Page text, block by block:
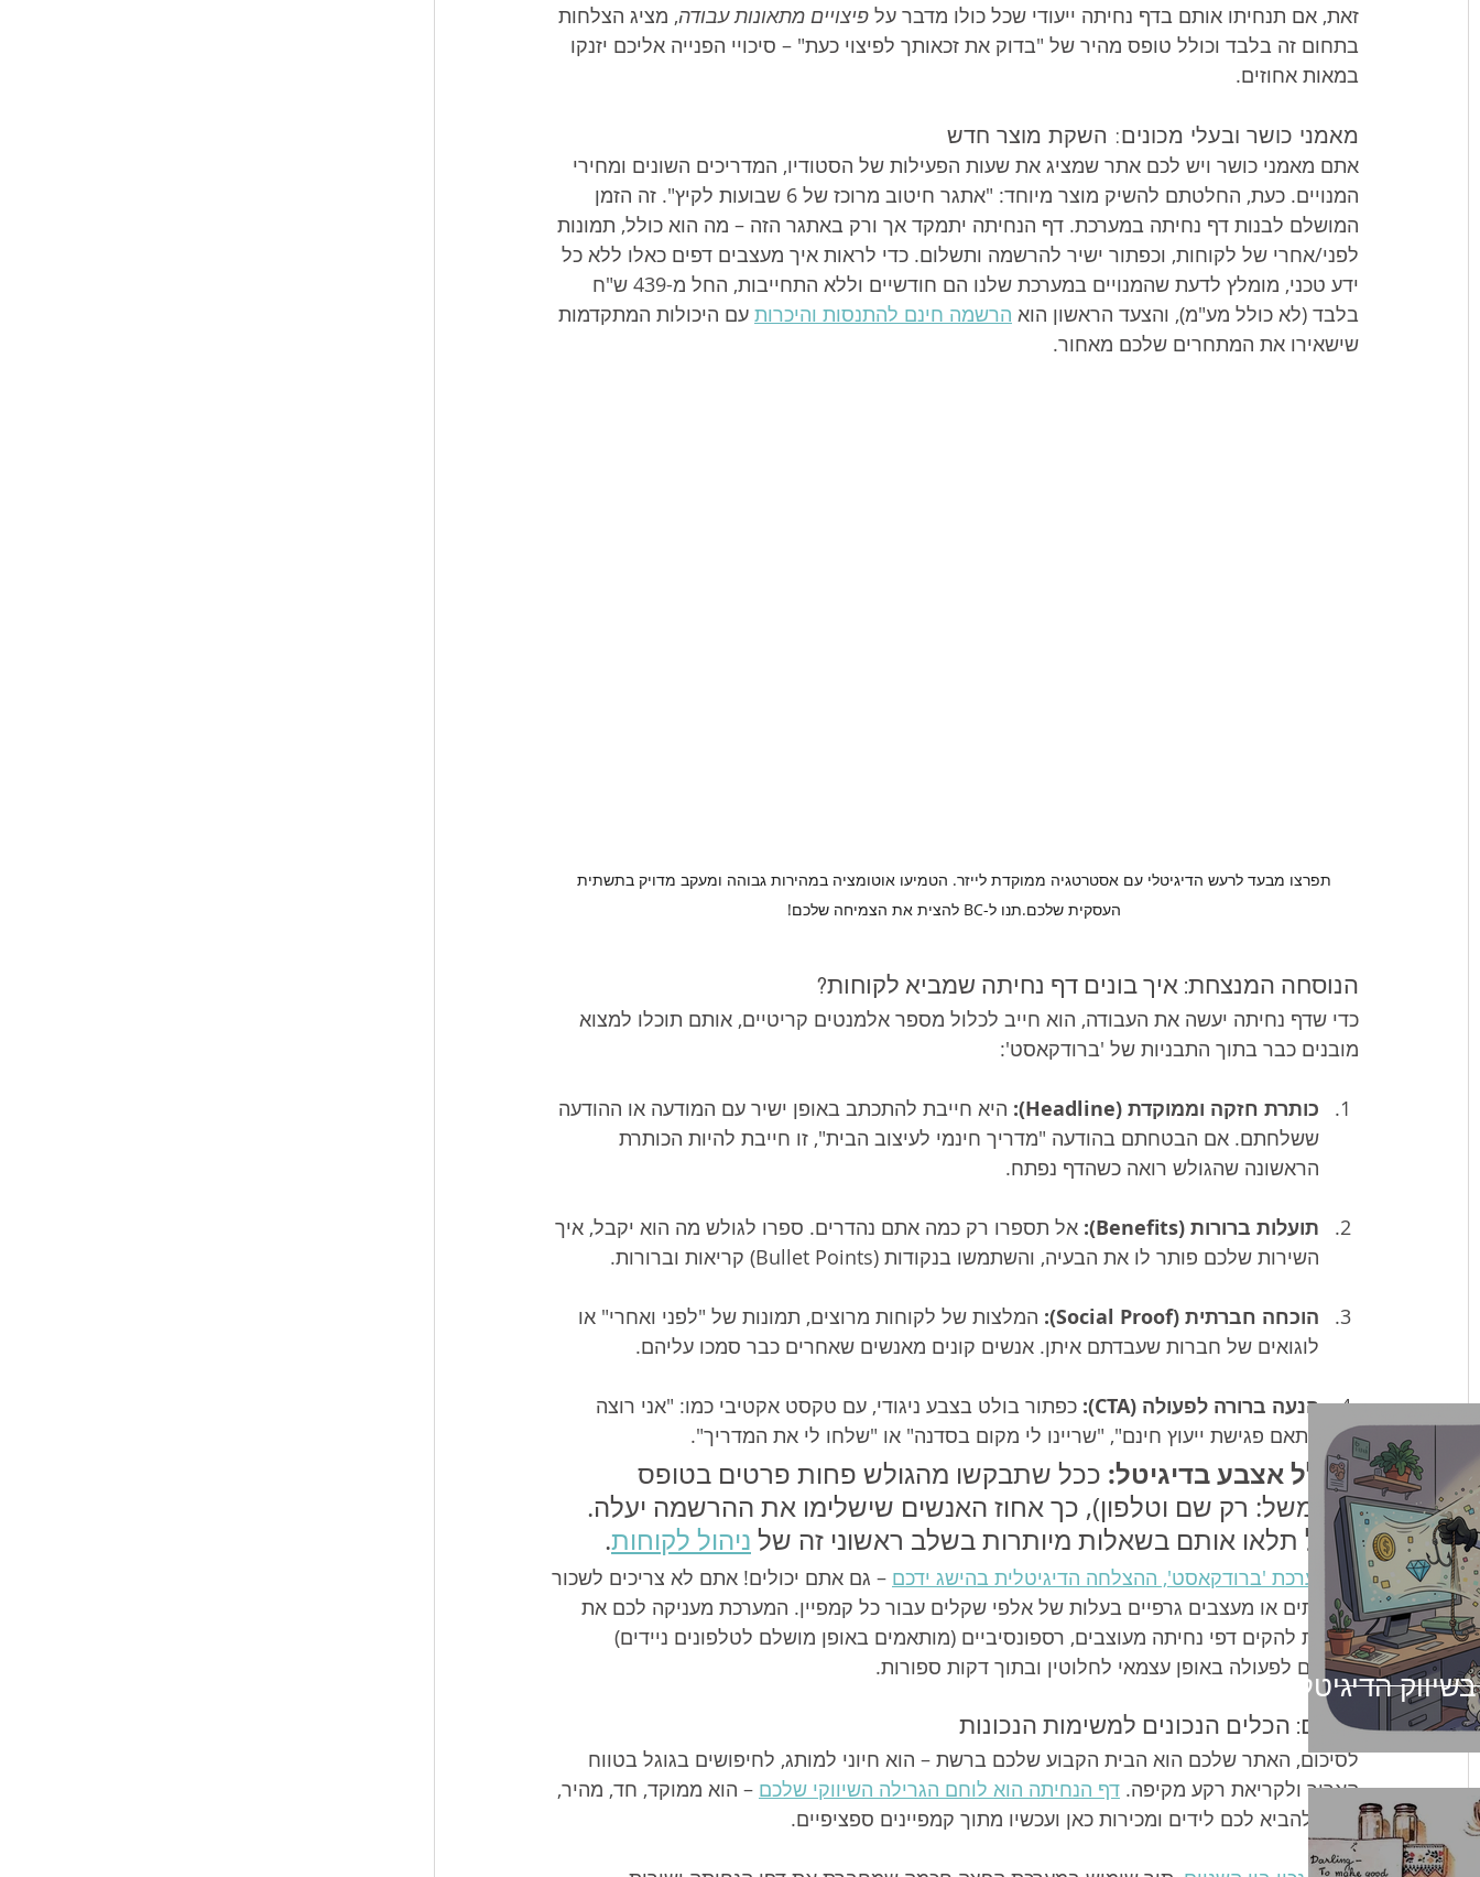
זאת, אם תנחיתו אותם בדף נחיתה ייעודי שכל כולו מדבר על פיצויים מתאונות עבודה, מציג הצלחות
בתחום זה בלבד וכולל טופס מהיר של "בדוק את זכאותך לפיצוי כעת" – סיכויי הפנייה אליכם יזנקו
במאות אחוזים.
מאמני כושר ובעלי מכונים: השקת מוצר חדש
אתם מאמני כושר ויש לכם אתר שמציג את שעות הפעילות של הסטודיו, המדריכים השונים ומחירי
המנויים. כעת, החלטתם להשיק מוצר מיוחד: "אתגר חיטוב מרוכז של 6 שבועות לקיץ". זה הזמן
המושלם לבנות דף נחיתה במערכת. דף הנחיתה יתמקד אך ורק באתגר הזה – מה הוא כולל, תמונות
לפני/אחרי של לקוחות, וכפתור ישיר להרשמה ותשלום. כדי לראות איך מעצבים דפים כאלו ללא כל
ידע טכני, מומלץ לדעת שהמנויים במערכת שלנו הם חודשיים וללא התחייבות, החל מ-439 ש"ח
בלבד (לא כולל מע"מ), והצעד הראשון הוא הרשמה חינם להתנסות והיכרות עם היכולות המתקדמות
שישאירו את המתחרים שלכם מאחור.
תפרצו מבעד לרעש הדיגיטלי עם אסטרטגיה ממוקדת לייזר. הטמיעו אוטומציה במהירות גבוהה ומעקב מדויק בתשתית
העסקית שלכם.תנו ל-BC להצית את הצמיחה שלכם!
הנוסחה המנצחת: איך בונים דף נחיתה שמביא לקוחות?
כדי שדף נחיתה יעשה את העבודה, הוא חייב לכלול מספר אלמנטים קריטיים, אותם תוכלו למצוא
מובנים כבר בתוך התבניות של 'ברודקאסט':
כותרת חזקה וממוקדת (Headline):
היא חייבת להתכתב באופן ישיר עם המודעה או ההודעה
ששלחתם. אם הבטחתם בהודעה "מדריך חינמי לעיצוב הבית", זו חייבת להיות הכותרת
הראשונה שהגולש רואה כשהדף נפתח.
תועלות ברורות (Benefits):
אל תספרו רק כמה אתם נהדרים. ספרו לגולש מה הוא יקבל, איך
השירות שלכם פותר לו את הבעיה, והשתמשו בנקודות (Bullet Points) קריאות וברורות.
הוכחה חברתית (Social Proof):
המלצות של לקוחות מרוצים, תמונות של "לפני ואחרי" או
לוגואים של חברות שעבדתם איתן. אנשים קונים מאנשים שאחרים כבר סמכו עליהם.
הנעה ברורה לפעולה (CTA):
כפתור בולט בצבע ניגודי, עם טקסט אקטיבי כמו: "אני רוצה
לתאם פגישת ייעוץ חינם", "שריינו לי מקום בסדנה" או "שלחו לי את המדריך".
כלל אצבע בדיגיטל: ככל שתבקשו מהגולש פחות פרטים בטופס
(למשל: רק שם וטלפון), כך אחוז האנשים שישלימו את ההרשמה יעלה.
אל תלאו אותם בשאלות מיותרות בשלב ראשוני זה של ניהול לקוחות.
עם מערכת 'ברודקאסט', ההצלחה הדיגיטלית בהישג ידכם – גם אתם יכולים! אתם לא צריכים לשכור
מתכנתים או מעצבים גרפיים בעלות של אלפי שקלים עבור כל קמפיין. המערכת מעניקה לכם את
היכולת להקים דפי נחיתה מעוצבים, רספונסיביים (מותאמים באופן מושלם לטלפונים ניידים)
ומניעים לפעולה באופן עצמאי לחלוטין ובתוך דקות ספורות.
סיכום: הכלים הנכונים למשימות הנכונות
לסיכום, האתר שלכם הוא הבית הקבוע שלכם ברשת – הוא חיוני למותג, לחיפושים בגוגל בטווח
הארוך ולקריאת רקע מקיפה. דף הנחיתה הוא לוחם הגרילה השיווקי שלכם – הוא ממוקד, חד, מהיר,
ונועד להביא לכם לידים ומכירות כאן ועכשיו מתוך קמפיינים ספציפיים.
הדיגיטלי